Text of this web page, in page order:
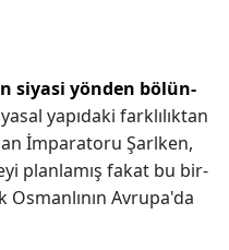
siyasi yönden bölün-
yapıdaki farklılıktan
İmparatoru Şarlken,
planlamış fakat bu bir-
Osmanlının Avrupa'da